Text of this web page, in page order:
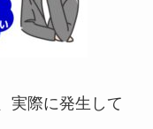
実際に発生して